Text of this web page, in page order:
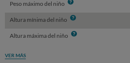
Peso máximo del niño Info
Altura mínima del niño Info
Altura máxima del niño Info
VER MÁS